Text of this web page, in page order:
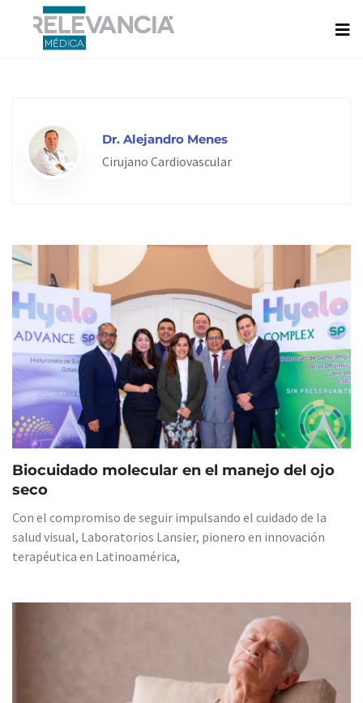
contenido
Dr. Alejandro Menes
Cirujano Cardiovascular
Biocuidado molecular en el manejo del ojo
seco
Con el compromiso de seguir impulsando el cuidado de la
salud visual, Laboratorios Lansier, pionero en innovación
terapéutica en Latinoamérica,
PagePagePage Page